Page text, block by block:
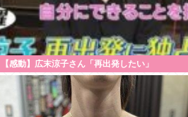
【感動】広末涼子さん「再出発したい」